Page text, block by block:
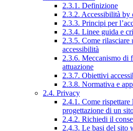
2.3.1. Definizione
2.3.2. Accessibilità by
2.3.3. Principi per
2.3.4. Linee guida e
2.3.5. Come rilasciare
accessibilità
2.3.6. Meccanismo di
attuazione
2.3.7. Obiettivi
2.3.8. Normativa e
2.4. Privacy
2.4.1. Come
progettazione di un
2.4.2. Richiedi il
2.4.3. Le basi del sito